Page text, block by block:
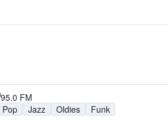
95.0 FM
Pop Jazz Oldies
Funk